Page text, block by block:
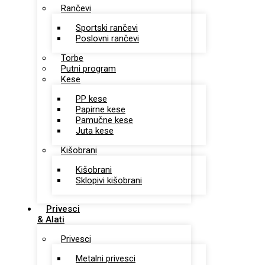
Rančevi
Sportski rančevi
Poslovni rančevi
Torbe
Putni program
Kese
PP kese
Papirne kese
Pamučne kese
Juta kese
Kišobrani
Kišobrani
Sklopivi kišobrani
Privesci
& Alati
Privesci
Metalni privesci